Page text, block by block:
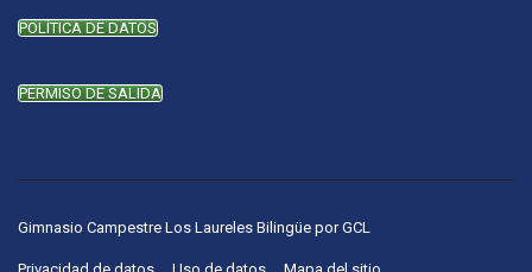
POLÍTICA DE DATOS
PERMISO DE SALIDA
Gimnasio Campestre Los Laureles Bilingüe porGCL